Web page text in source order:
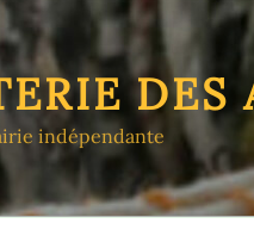
DES
indépendante